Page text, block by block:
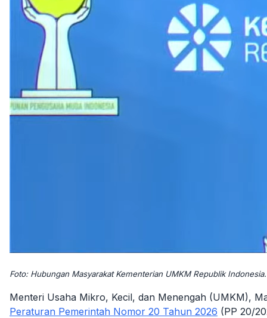
Foto: Hubungan Masyarakat Kementerian UMKM Republik Indonesia.
Menteri Usaha Mikro, Kecil, dan Menengah (UMKM),
Peraturan Pemerintah Nomor 20 Tahun 2026 (PP 20/